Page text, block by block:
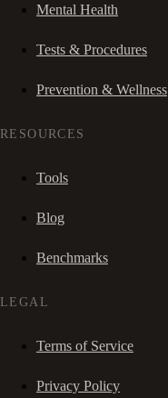
Mental Health
Tests & Procedures
Prevention & Wellness
RESOURCES
Tools
Blog
Benchmarks
LEGAL
Terms of Service
Privacy Policy